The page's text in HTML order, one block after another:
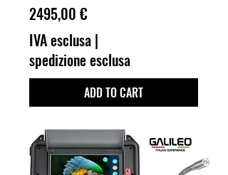
Prezzo
2495,00 €
IVA esclusa |
spedizione esclusa
ADD TO CART